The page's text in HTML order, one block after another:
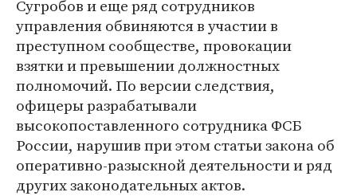
Сугробов и еще ряд сотрудников
управления обвиняются в участии в
преступном сообществе, провокации
взятки и превышении должностных
полномочий. По версии следствия,
офицеры разрабатывали
высокопоставленного сотрудника ФСБ
России, нарушив при этом статьи закона об
оперативно-разыскной деятельности и ряд
других законодательных актов.